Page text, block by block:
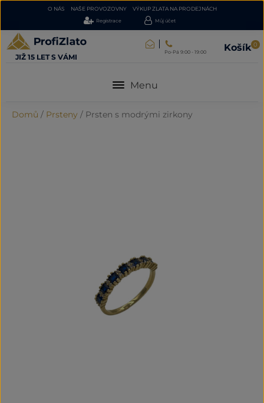
O NÁS NAŠE PROVOZOVNY VÝKUP ZLATA NA PRODEJNÁCH
Registrace Můj účet
JIŽ 15 LET S VÁMI
Po-Pá 9:00 - 19:00 Košík 0
Menu
Domů / Prsteny / Prsten s modrými zirkony